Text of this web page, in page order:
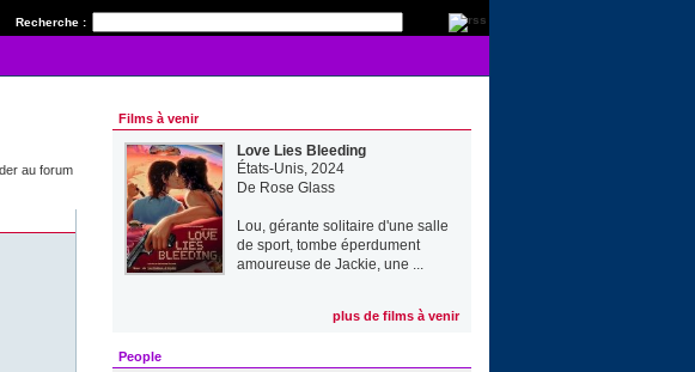
Recherche :
Films à venir
Love Lies Bleeding
États-Unis, 2024
De Rose Glass
Lou, gérante solitaire d'une salle
de sport, tombe éperdument
amoureuse de Jackie, une ...
plus de films à venir
People